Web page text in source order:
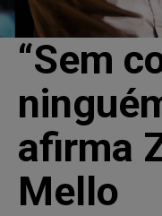
“Sem
afirma
Mello